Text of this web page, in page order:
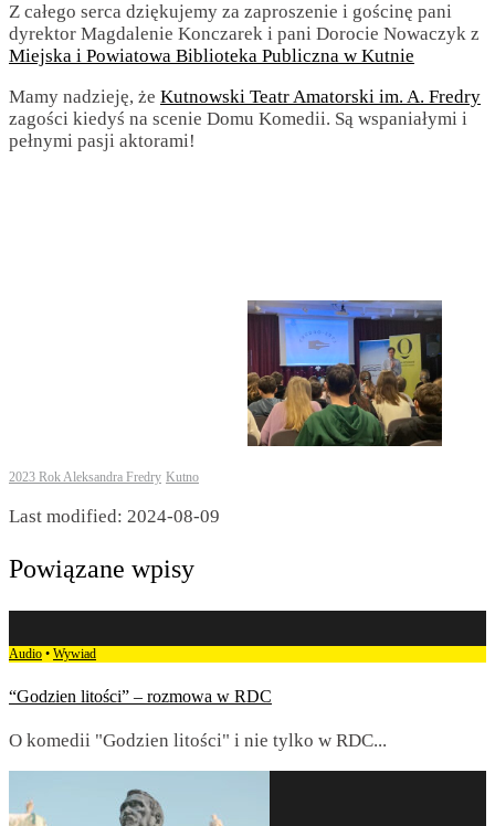
Z całego serca dziękujemy za zaproszenie i gościnę pani
dyrektor Magdalenie Konczarek i pani Dorocie Nowaczyk z
Miejska i Powiatowa Biblioteka Publiczna w Kutnie
Mamy nadzieję, że Kutnowski Teatr Amatorski im. A. Fredry
zagości kiedyś na scenie Domu Komedii. Są wspaniałymi i
pełnymi pasji aktorami!
2023 Rok Aleksandra Fredry Kutno
Last modified: 2024-08-09
Powiązane wpisy
Audio • Wywiad
“Godzien litości” – rozmowa w RDC
O komedii "Godzien litości" i nie tylko w RDC...